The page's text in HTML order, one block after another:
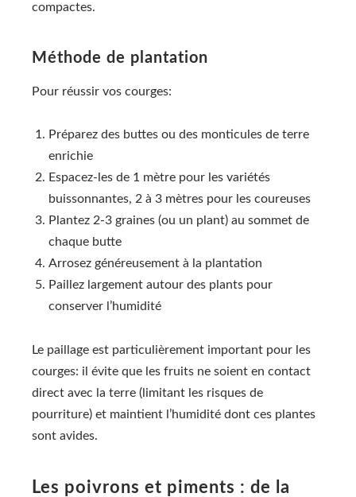
compactes.
Méthode de plantation
Pour réussir vos courges:
Préparez des buttes ou des monticules de terre
enrichie
Espacez-les de 1 mètre pour les variétés
buissonnantes, 2 à 3 mètres pour les coureuses
Plantez 2-3 graines (ou un plant) au sommet de
chaque butte
Arrosez généreusement à la plantation
Paillez largement autour des plants pour
conserver l’humidité
Le paillage est particulièrement important pour les
courges: il évite que les fruits ne soient en contact
direct avec la terre (limitant les risques de
pourriture) et maintient l’humidité dont ces plantes
sont avides.
Les poivrons et piments : de la